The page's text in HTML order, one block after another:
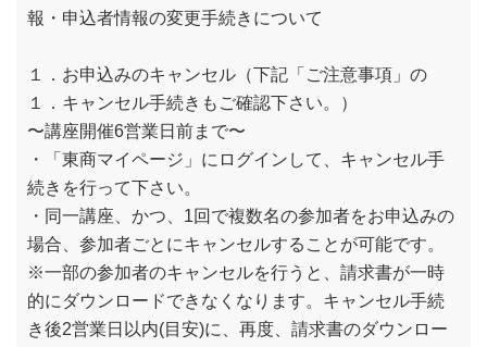
報・申込者情報の変更手続きについて
１．お申込みのキャンセル（下記「ご注意事項」の
１．キャンセル手続きもご確認下さい。）
〜講座開催6営業日前まで〜
・「東商マイページ」にログインして、キャンセル手
続きを行って下さい。
・同一講座、かつ、1回で複数名の参加者をお申込みの
場合、参加者ごとにキャンセルすることが可能です。
※一部の参加者のキャンセルを行うと、請求書が一時
的にダウンロードできなくなります。キャンセル手続
き後2営業日以内(目安)に、再度、請求書のダウンロー